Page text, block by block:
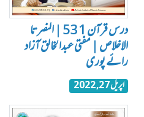
درس قرآن 531 | النصر تا
الاخلاص | مفتی عبدالخالق آزاد
رائے پوری
اپریل 27, 2022